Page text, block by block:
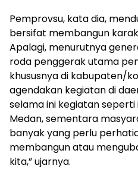
Pemprovsu, kata dia,
bersifat membangun
Apalagi, menurutnya
roda penggerak utama
khususnya di kabupaten/
agendakan kegiatan di
selama ini kegiatan seperti
Medan, sementara
banyak yang perlu
membangun atau
kita,” ujarnya.